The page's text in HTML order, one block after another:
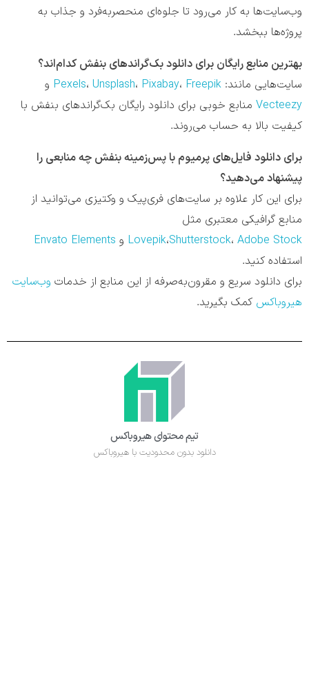
وب‌سایت‌ها به کار می‌رود تا جلوه‌ای منحصربه‌فرد و جذاب به
پروژه‌ها ببخشد.
بهترین منابع رایگان برای دانلود بک‌گراندهای بنفش کدام‌اند؟
سایت‌هایی مانند:
Pexels، Unsplash، Pixabay، Freepik
و
Vecteezy منابع خوبی برای دانلود رایگان بک‌گراندهای بنفش با
کیفیت بالا به حساب می‌روند.
برای دانلود فایل‌های پرمیوم با پس‌زمینه بنفش چه منابعی را
پیشنهاد می‌دهید؟
برای این کار علاوه بر سایت‌های فری‌پیک و وکتیزی می‌توانید از
منابع گرافیکی معتبری مثل
Lovepik،Shutterstock، Adobe Stock و Envato Elements
استفاده کنید.
برای دانلود سریع و مقرون‌به‌صرفه از این منابع از خدمات وب‌سایت
هیروباکس کمک بگیرید.
تیم محتوای هیروباکس
دانلود بدون محدودیت با هیروباکس